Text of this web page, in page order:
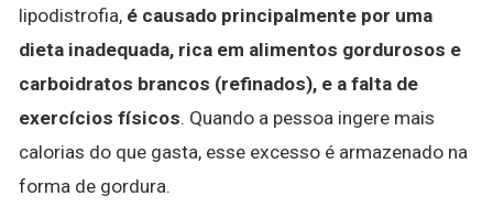
lipodistrofia, é causado principalmente por uma
dieta inadequada, rica em alimentos gordurosos e
carboidratos brancos (refinados), e a falta de
exercícios físicos. Quando a pessoa ingere mais
calorias do que gasta, esse excesso é armazenado na
forma de gordura.